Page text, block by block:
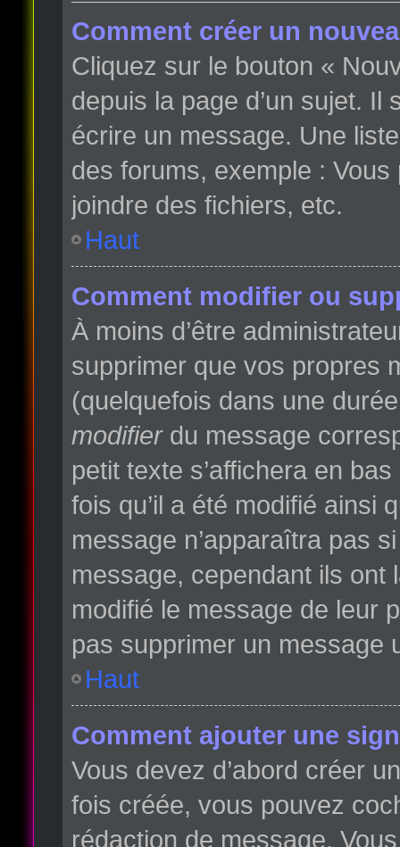
Comment créer un
Cliquez sur le bouton «
depuis la page d’un sujet.
écrire un message. Une
des forums, exemple : Vous
joindre des fichiers, etc.
Haut
Comment modifier ou
À moins d’être
supprimer que vos propres
(quelquefois dans une
modifierdu message
petit texte s’affichera en
fois qu’il a été modifié ainsi
message n’apparaîtra pas
message, cependant ils ont
modifié le message de leur
pas supprimer un message
Haut
Comment ajouter une
Vous devez d’abord créer
fois créée, vous pouvez
rédaction de message.